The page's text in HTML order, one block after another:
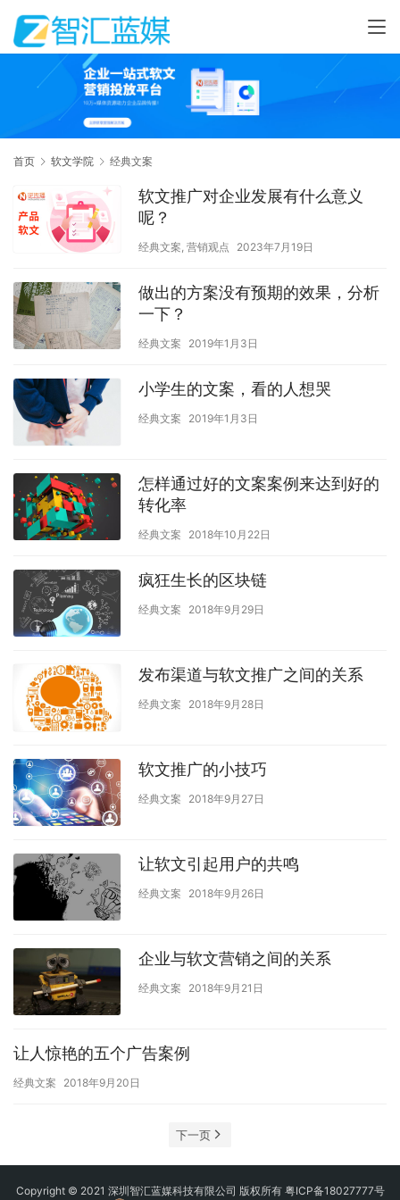
首页 软文学院 经典文案
软文推广对企业发展有什么意义
呢？
经典文案 营销观点 2023年7月19日
做出的方案没有预期的效果，分析
一下？
经典文案 2019年1月3日
小学生的文案，看的人想哭
经典文案 2019年1月3日
怎样通过好的文案案例来达到好的
转化率
经典文案 2018年10月22日
疯狂生长的区块链
经典文案 2018年9月29日
发布渠道与软文推广之间的关系
经典文案 2018年9月28日
软文推广的小技巧
经典文案 2018年9月27日
让软文引起用户的共鸣
经典文案 2018年9月26日
企业与软文营销之间的关系
经典文案 2018年9月21日
让人惊艳的五个广告案例
经典文案 2018年9月20日
下一页
Copyright © 2021 深圳智汇蓝媒科技有限公司 版权所有 粤ICP备18027777号